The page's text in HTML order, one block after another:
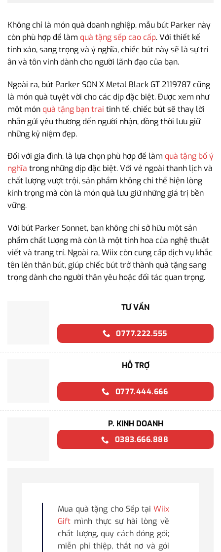
Không chỉ là món quà doanh nghiệp, mẫu bút Parker này
còn phù hợp để làm quà tặng sếp cao cấp. Với thiết kế
tinh xảo, sang trọng và ý nghĩa, chiếc bút này sẽ là sự tri
ân và tôn vinh dành cho người lãnh đạo của bạn.
Ngoài ra, bút Parker SON X Metal Black GT 2119787 cũng
là món quà tuyệt vời cho các dịp đặc biệt. Được xem như
một món quà tặng bạn trai tinh tế, chiếc bút sẽ thay lời
nhắn gửi yêu thương đến người nhận, đồng thời lưu giữ
những kỷ niệm đẹp.
Đối với gia đình, là lựa chọn phù hợp để làm quà tặng bố ý
nghĩa trong những dịp đặc biệt. Với vẻ ngoài thanh lịch và
chất lượng vượt trội, sản phẩm không chỉ thể hiện lòng
kính trọng mà còn là món quà lưu giữ những giá trị bền
vững.
Với bút Parker Sonnet, bạn không chỉ sở hữu một sản
phẩm chất lượng mà còn là một tinh hoa của nghệ thuật
viết và trang trí. Ngoài ra, Wiix còn cung cấp dịch vụ khắc
tên lên thân bút, giúp chiếc bút trở thành quà tặng sang
trọng dành cho người thân yêu hoặc đối tác quan trọng.
TƯ VẤN
0777.222.555
HỖ TRỢ
0777.444.666
P. KINH DOANH
0383.666.888
Mua quà tặng cho Sếp tại Wiix
Gift mình thực sự hài lòng về
chất lượng, quy cách đóng gói;
miễn phí thiệp, thắt nơ và gói